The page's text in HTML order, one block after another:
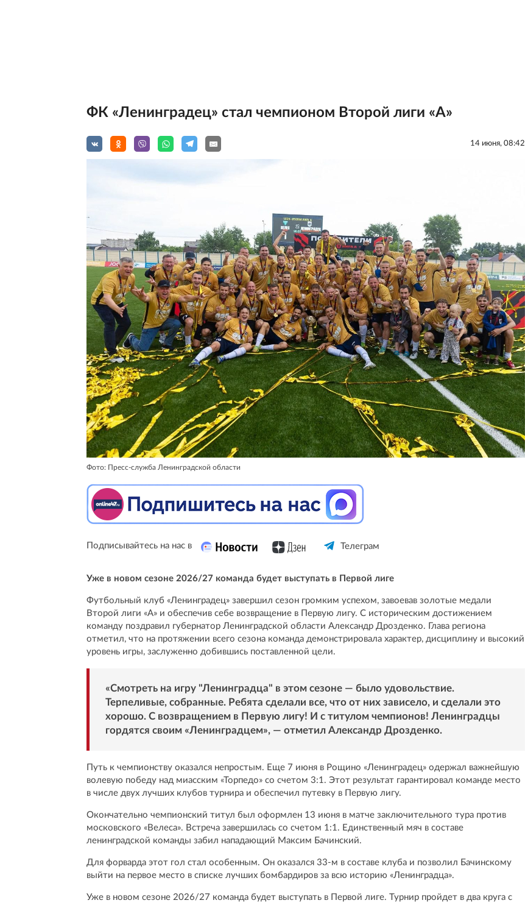
ФК «Ленинградец» стал чемпионом Второй лиги «А»
14 июня, 08:42
Фото: Пресс-служба Ленинградской области
Подписывайтесь на нас в Телеграм
Уже в новом сезоне 2026/27 команда будет выступать в Первой лиге
Футбольный клуб «Ленинградец» завершил сезон громким успехом, завоевав золотые медали
Второй лиги «А» и обеспечив себе возвращение в Первую лигу. С историческим достижением
команду поздравил губернатор Ленинградской области Александр Дрозденко. Глава региона
отметил, что на протяжении всего сезона команда демонстрировала характер, дисциплину и высокий
уровень игры, заслуженно добившись поставленной цели.
«Смотреть на игру "Ленинградца" в этом сезоне — было удовольствие.
Терпеливые, собранные. Ребята сделали все, что от них зависело, и сделали это
хорошо. С возвращением в Первую лигу! И с титулом чемпионов! Ленинградцы
гордятся своим «Ленинградцем», — отметил Александр Дрозденко.
Путь к чемпионству оказался непростым. Еще 7 июня в Рощино «Ленинградец» одержал важнейшую
волевую победу над миасским «Торпедо» со счетом 3:1. Этот результат гарантировал команде место
в числе двух лучших клубов турнира и обеспечил путевку в Первую лигу.
Окончательно чемпионский титул был оформлен 13 июня в матче заключительного тура против
московского «Велеса». Встреча завершилась со счетом 1:1. Единственный мяч в составе
ленинградской команды забил нападающий Максим Бачинский.
Для форварда этот гол стал особенным. Он оказался 33-м в составе клуба и позволил Бачинскому
выйти на первое место в списке лучших бомбардиров за всю историю «Ленинградца».
Уже в новом сезоне 2026/27 команда будет выступать в Первой лиге. Турнир пройдет в два круга с